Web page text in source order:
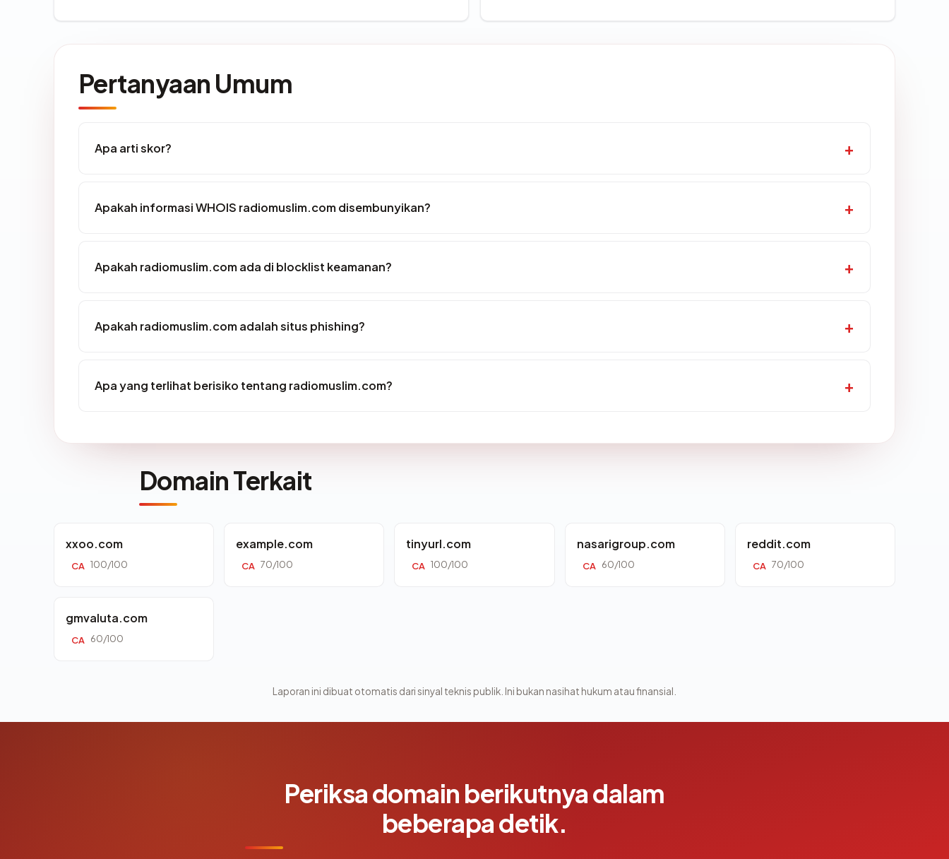
Pertanyaan Umum
Apa arti skor?
Apakah informasi WHOIS radiomuslim.com disembunyikan?
Apakah radiomuslim.com ada di blocklist keamanan?
Apakah radiomuslim.com adalah situs phishing?
Apa yang terlihat berisiko tentang radiomuslim.com?
Domain Terkait
xxoo.com
CA 100/100
example.com
CA 70/100
tinyurl.com
CA 100/100
nasarigroup.com
CA 60/100
reddit.com
CA 70/100
gmvaluta.com
CA 60/100
Laporan ini dibuat otomatis dari sinyal teknis publik. Ini bukan nasihat hukum atau finansial.
Periksa domain berikutnya dalam
beberapa detik.